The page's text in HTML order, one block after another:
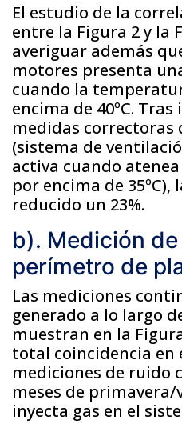
El estudio de la
entre la Figura 2 y la
averiguar además
motores presenta
cuando la
encima de 40ºC.
medidas correctoras
(sistema de
activa cuando
por encima de 35ºC),
reducido un 23%.
b). Medición
perímetro de
Las mediciones
generado a lo largo
muestran en la
total coincidencia en
mediciones de ruido
meses de primavera/
inyecta gas en el